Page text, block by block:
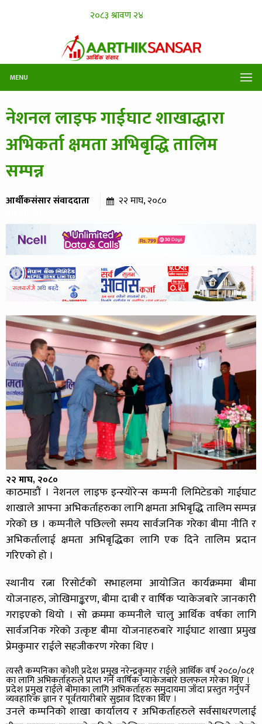
MENU
नेशनल लाइफ गाईघाट शाखाद्धारा
अभिकर्ता क्षमता अभिबृद्धि तालिम
सम्पन्न
आर्थीकसंसार संवाददाता २२ माघ, २०८०
२२ माघ, २०८०
काठमाडौं । नेशनल लाइफ इन्स्योरेन्स कम्पनी लिमिटेडको गाईघाट
शाखाले आफ्ना अभिकर्ताहरुका लागि क्षमता अभिबृद्धि तालिम सम्पन्न
गरेको छ । कम्पनीले पछिल्लो समय सार्वजनिक गरेका बीमा नीति र
अभिकर्तालाई क्षमता अभिबृद्धिका लागि एक दिने तालिम प्रदान
गरिएको हो ।
स्थानीय रत्ना रिसोर्टको सभाहलमा आयोजित कार्यक्रममा बीमा
योजनाहरु, जोखिमाङ्करण, बीमा दाबी र वार्षिक प्याकेजबारे जानकारी
गराइएको थियो । सो क्रममा कम्पनीले चालु आर्थिक वर्षका लागि
सार्वजनिक गरेको उत्कृष्ट बीमा योजनाहरुबारे गाईघाट शाखाा प्रमुख
प्रेमकुमार राईले सहजीकरण गरेका थिए ।
त्यस्तै कम्पनिका कोशी प्रदेश प्रमुख नरेन्द्रकुमार राईले आर्थिक वर्ष २०८०/०८१
का लागि अभिकर्ताहरुले प्राप्त गर्ने वार्षिक प्याकेजबारे छलफल गरेका थिए ।
प्रदेश प्रमुख राईले बीमाका लागि अभिकर्ताहरु समुदायमा जाँदा प्रस्तुत गर्नुपर्ने
व्यवहारिक ज्ञान र पूर्वतयारीबारे सुझाव दिएका थिए ।
उनले कम्पनिको शाखा कार्यालय र अभिकर्ताहरुले सर्वसाधरणलाई